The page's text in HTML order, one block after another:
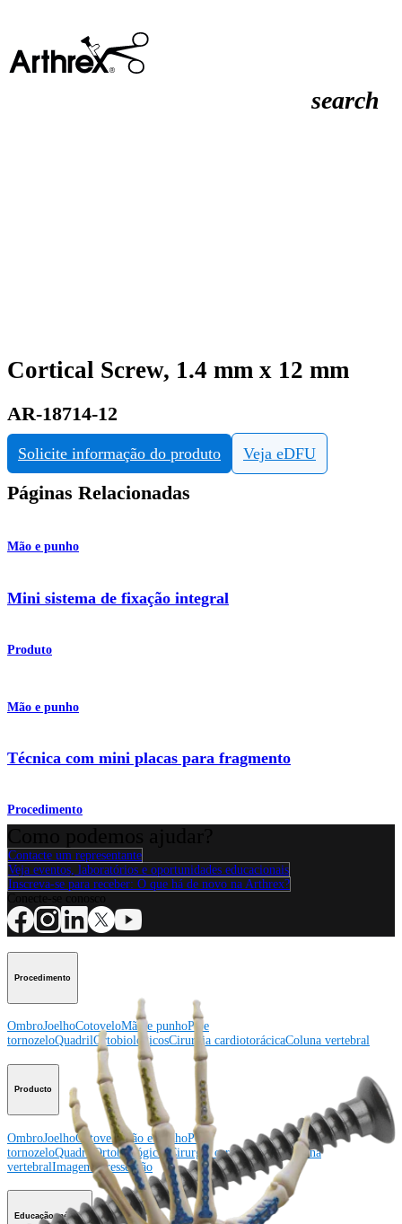
search
Cortical Screw, 1.4 mm x 12 mm
AR-18714-12
Solicite informação do produto Veja eDFU
Páginas Relacionadas
Mão e punho
Mini sistema de fixação integral
Produto
Mão e punho
Técnica com mini placas para fragmento
Procedimento
Contacte um representante
Veja eventos, laboratórios e oportunidades educacionais
Inscreva-se para receber: O que há de novo na Arthrex?
Procedimento
OmbroJoelhoCotoveloMão e punhoPé e
tornozeloQuadrilOrtobiológicosCirurgia cardiotorácicaColuna vertebral
Producto
OmbroJoelhoCotoveloMão e punhoPé e
tornozeloQuadrilOrtobiológicosCirurgia cardiotorácicaColuna
vertebralImagem e ressecção
Educação médica